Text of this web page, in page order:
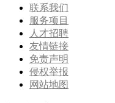
联系我们
服务项目
人才招聘
友情链接
免责声明
侵权举报
网站地图